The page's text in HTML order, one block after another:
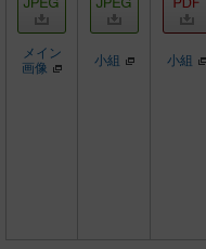
メイン
画像
小組 小組